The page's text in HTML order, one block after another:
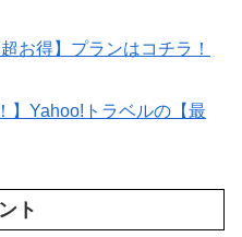
お得】プランはコチラ！
】Yahoo!トラベルの【最
ト